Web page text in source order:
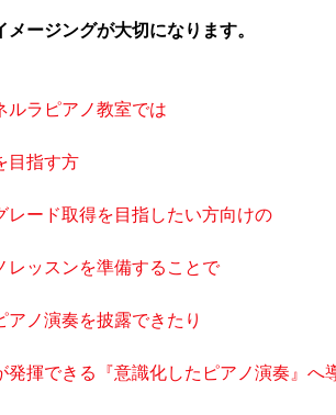
メージングが大切になります。
ルラピアノ教室では
目指す方
レード取得を目指したい方向けの
レッスンを準備することで
アノ演奏を披露できたり
発揮できる『意識化したピアノ演奏』へ